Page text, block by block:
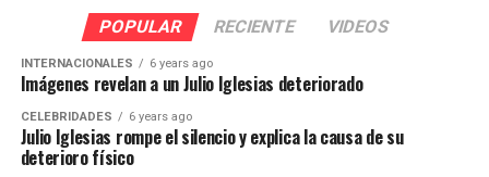
POPULAR RECIENTE VIDEOS
INTERNACIONALES 6 years ago
Imágenes revelan a un Julio Iglesias deteriorado
CELEBRIDADES 6 years ago
Julio Iglesias rompe el silencio y explica la causa de su
deterioro físico